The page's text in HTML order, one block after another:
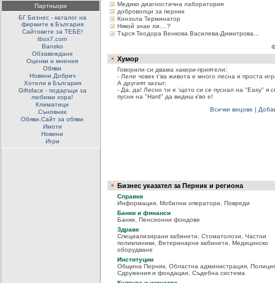
Партньори
БГ Бизнес - каталог на
фирмите в България
Сайтовете за ТЕБЕ!
tbox7.com
Bansko
Обзавеждане
Оценки и мнения
Обяви
Новини Добрич
Хотели в България
Giftsface - подаръци за
любими хора!
Климатици
Съновник
Обяви.Сайт за обяви
Имоти
Новини
Игри
Медико диагностична лаборатория
доброволци за перник
Конзола Терминатор
Някой знае ли....?
Търся Теодора Венкова Василева-Димитрова...
Хумор
Говорили си двама хакери-приятели:
- Леле човек т'ва живота е много лесна и проста
А другият казъл:
- Да, да! Лесно ти е 'щото си се пуснал на "Easy" я
пусни на "Hard" да видиш к'во е!
Всички вицове |
Бизнес указател за Перник и региона
Справки
Информация Мобилни оператори
Повреди
Банки и финанси
Банки
Пенсионни фондове
Здраве
Специализирани кабинети
Стоматолози
Частни
поликлиники
Ветеринарни кабинети
Медицинско
оборудване
Институции
Община Перник Областна администрация
Сдружения и фондации
Съдебна система